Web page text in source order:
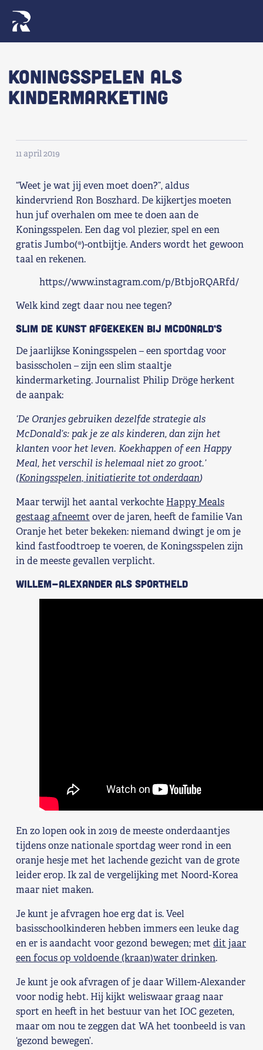
Wat we doen
Wie we zijn
Nieuws
Agenda
Shop
Contact
Voor leden
Word Lid
Koningsspelen als
kindermarketing
11 april 2019
“Weet je wat jij even moet doen?”, aldus
kindervriend Ron Boszhard. De kijkertjes moeten
hun juf overhalen om mee te doen aan de
Koningsspelen. Een dag vol plezier, spel en een
gratis Jumbo(®)-ontbijtje. Anders wordt het gewoon
taal en rekenen.
https://www.instagram.com/p/Btbj0RQARfd/
Welk kind zegt daar nou nee tegen?
Slim de kunst afgekeken bij McDonald’s
De jaarlijkse Koningsspelen – een sportdag voor
basisscholen – zijn een slim staaltje
kindermarketing. Journalist Philip Dröge herkent
de aanpak:
‘De Oranjes gebruiken dezelfde strategie als
McDonald’s: pak je ze als kinderen, dan zijn het
klanten voor het leven. Koekhappen of een Happy
Meal, het verschil is helemaal niet zo groot.’
(Koningsspelen, initiatierite tot onderdaan)
Maar terwijl het aantal verkochte Happy Meals
gestaag afneemt over de jaren, heeft de familie Van
Oranje het beter bekeken: niemand dwingt je om je
kind fastfoodtroep te voeren, de Koningsspelen zijn
in de meeste gevallen verplicht.
Willem-Alexander als sportheld
En zo lopen ook in 2019 de meeste onderdaantjes
tijdens onze nationale sportdag weer rond in een
oranje hesje met het lachende gezicht van de grote
leider erop. Ik zal de vergelijking met Noord-Korea
maar niet maken.
Je kunt je afvragen hoe erg dat is. Veel
basisschoolkinderen hebben immers een leuke dag
en er is aandacht voor gezond bewegen; met dit jaar
een focus op voldoende (kraan)water drinken.
Je kunt je ook afvragen of je daar Willem-Alexander
voor nodig hebt. Hij kijkt weliswaar graag naar
sport en heeft in het bestuur van het IOC gezeten,
maar om nou te zeggen dat WA het toonbeeld is van
‘gezond bewegen’.